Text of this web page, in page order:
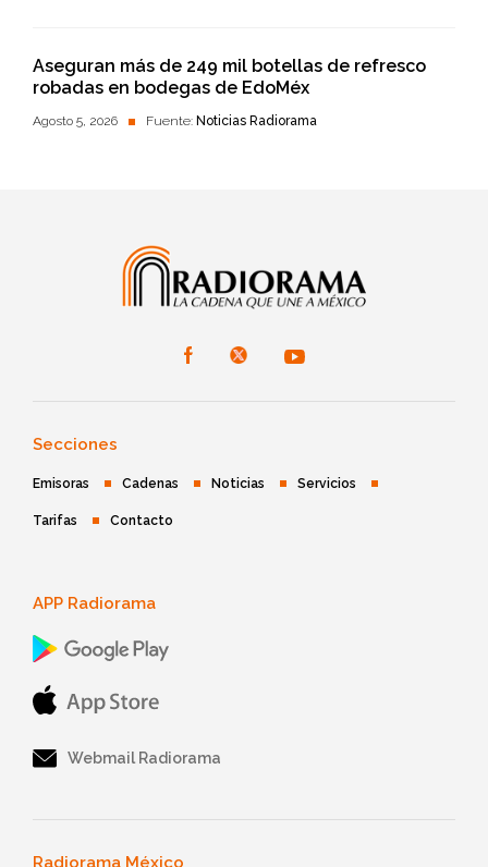
Aseguran más de 249 mil botellas de refresco
robadas en bodegas de EdoMéx
Agosto 5, 2026 Fuente: Noticias Radiorama
Secciones
Emisoras Cadenas Noticias Servicios
Tarifas Contacto
APP Radiorama
Webmail Radiorama
Radiorama México